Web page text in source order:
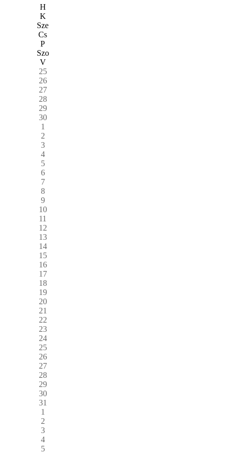
H
K
Sze
Cs
P
Szo
V
25
26
27
28
29
30
1
2
3
4
5
6
7
8
9
10
11
12
13
14
15
16
17
18
19
20
21
22
23
24
25
26
27
28
29
30
31
1
2
3
4
5